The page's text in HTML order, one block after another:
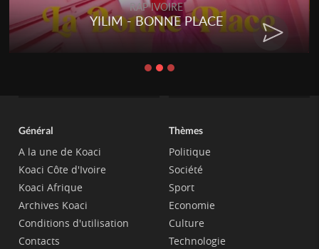
RAP IVOIRE
YILIM - BONNE PLACE
Général
A la une de Koaci
Koaci Côte d'Ivoire
Koaci Afrique
Archives Koaci
Conditions d'utilisation
Contacts
Thèmes
Politique
Société
Sport
Economie
Culture
Technologie